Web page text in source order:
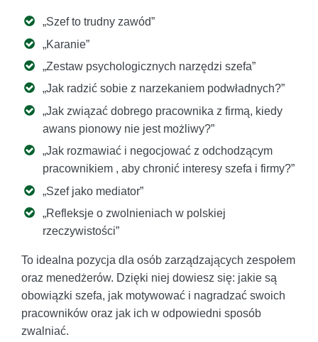
„Szef to trudny zawód”
„Karanie”
„Zestaw psychologicznych narzędzi szefa”
„Jak radzić sobie z narzekaniem podwładnych?”
„Jak związać dobrego pracownika z firmą, kiedy
awans pionowy nie jest możliwy?”
„Jak rozmawiać i negocjować z odchodzącym
pracownikiem , aby chronić interesy szefa i firmy?”
„Szef jako mediator”
„Refleksje o zwolnieniach w polskiej
rzeczywistości”
To idealna pozycja dla osób zarządzających zespołem
oraz menedżerów. Dzięki niej dowiesz się: jakie są
obowiązki szefa, jak motywować i nagradzać swoich
pracowników oraz jak ich w odpowiedni sposób
zwalniać.